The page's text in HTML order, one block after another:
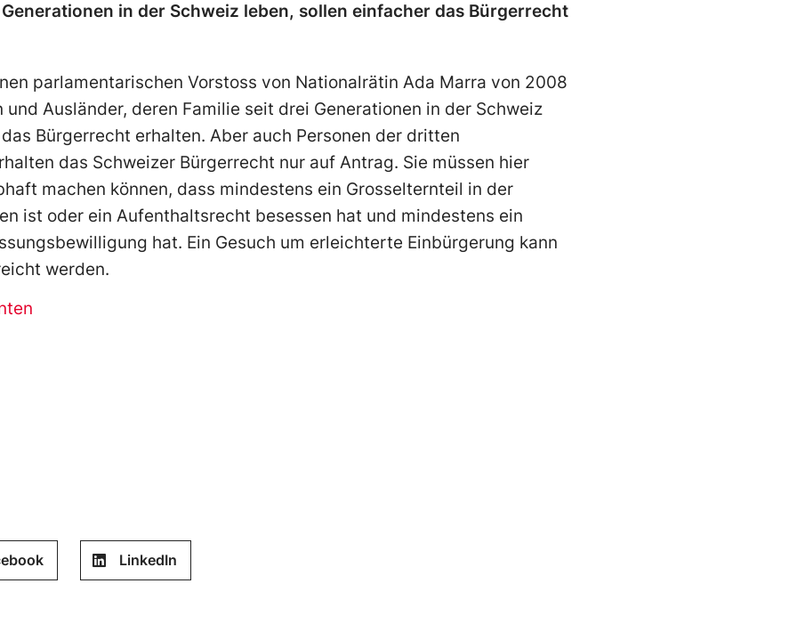
in der Schweiz leben, sollen einfacher das Bürgerrecht
parlamentarischen Vorstoss von Nationalrätin Ada Marra von 2008
und Ausländer, deren Familie seit drei Generationen in der Schweiz
Bürgerrecht erhalten. Aber auch Personen der dritten
das Schweizer Bürgerrecht nur auf Antrag. Sie müssen hier
machen können, dass mindestens ein Grosselternteil in der
ist oder ein Aufenthaltsrecht besessen hat und mindestens ein
hat. Ein Gesuch um erleichterte Einbürgerung kann
werden.
LinkedIn